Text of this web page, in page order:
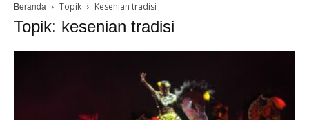
Beranda Topik Kesenian tradisi
Topik: kesenian tradisi